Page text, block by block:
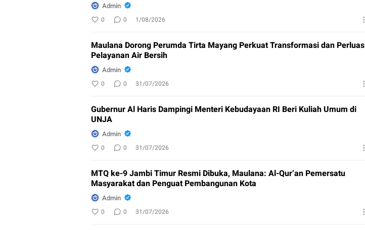
Admin
0 0 1/08/2026
Maulana Dorong Perumda Tirta Mayang Perkuat Transformasi dan Perluas
Pelayanan Air Bersih
Admin
0 0 31/07/2026
Gubernur Al Haris Dampingi Menteri Kebudayaan RI Beri Kuliah Umum di
UNJA
Admin
0 0 31/07/2026
MTQ ke-9 Jambi Timur Resmi Dibuka, Maulana: Al-Qur’an Pemersatu
Masyarakat dan Penguat Pembangunan Kota
Admin
0 0 31/07/2026